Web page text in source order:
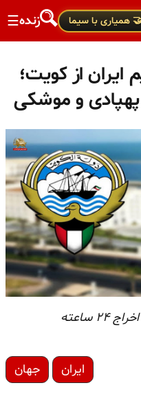
همیاری با سیما زنده☰
ایران از کویت؛
و موشکی
تنش دیپلماتیک در خلیج فارس؛ اخراج ۲۴ ساعته
ایران جهان